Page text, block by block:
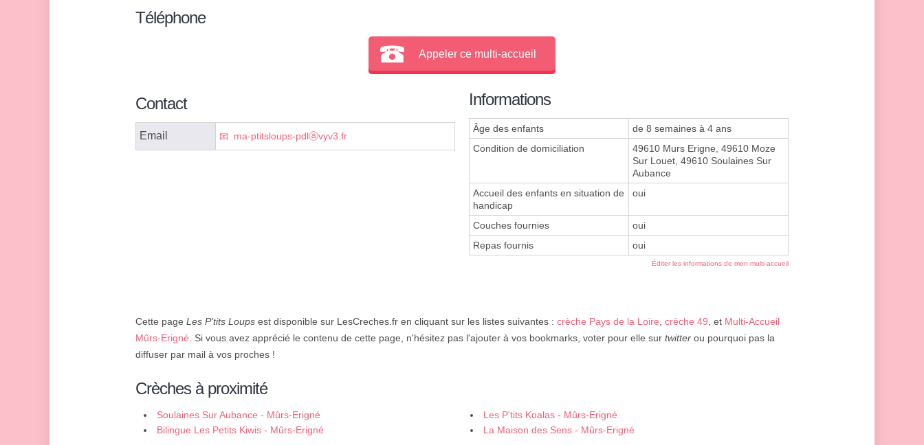
Téléphone
Appeler ce multi-accueil
Contact
Email ma-ptitsloups-pdlⓐvyv3.fr
Informations
Âge des enfants
de 8 semaines à 4 ans
Condition de domiciliation
49610 Murs Erigne, 49610 Moze
Sur Louet, 49610 Soulaines Sur
Aubance
Accueil des enfants en situation de
handicap
oui
Couches fournies
oui
Repas fournis
oui
Éditer les informations de mon multi-accueil
Cette page Les P'tits Loups est disponible sur LesCreches.fr en cliquant sur les listes suivantes : crèche Pays de la Loire, crèche 49, et Multi-Accueil
Mûrs-Erigné. Si vous avez apprécié le contenu de cette page, n'hésitez pas l'ajouter à vos bookmarks, voter pour elle sur twitter ou pourquoi pas la
diffuser par mail à vos proches !
Crèches à proximité
Soulaines Sur Aubance - Mûrs-Erigné
Les P'tits Koalas - Mûrs-Erigné
Bilingue Les Petits Kiwis - Mûrs-Erigné
La Maison des Sens - Mûrs-Erigné